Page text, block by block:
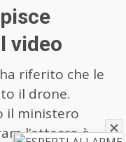
video
riferito che le
il drone.
il ministero
l’attacco è